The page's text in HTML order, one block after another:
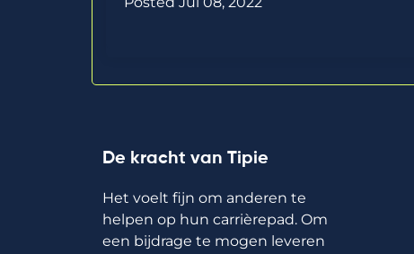
De kracht van Tipie
Het voelt fijn om anderen te
helpen op hun carrièrepad. Om
een bijdrage te mogen leveren